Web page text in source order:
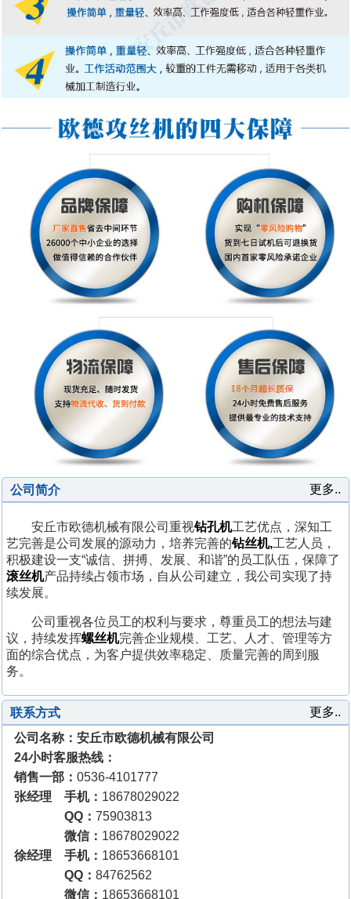
更多..
公司简介
安丘市欧德机械有限公司重视钻孔机工艺优点，深知工
艺完善是公司发展的源动力，培养完善的钻丝机,工艺人员，
积极建设一支“诚信、拼搏、发展、和谐”的员工队伍，保障了
滚丝机产品持续占领市场，自从公司建立，我公司实现了持
续发展。
公司重视各位员工的权利与要求，尊重员工的想法与建
议，持续发挥螺丝机完善企业规模、工艺、人才、管理等方
面的综合优点，为客户提供效率稳定、质量完善的周到服
务。
更多..
联系方式
公司名称：安丘市欧德机械有限公司
24小时客服热线：
销售一部：0536-4101777
张经理 手机： 18678029022
QQ：75903813
微信： 18678029022
徐经理 手机： 18653668101
QQ：84762562
微信： 18653668101